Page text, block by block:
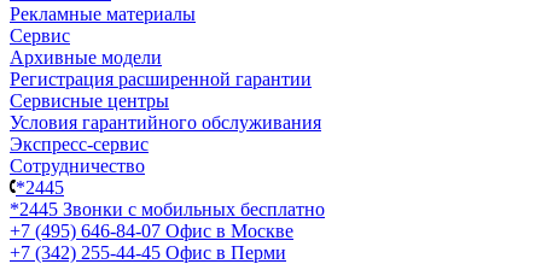
Рекламные материалы
Сервис
Архивные модели
Регистрация расширенной гарантии
Сервисные центры
Условия гарантийного обслуживания
Экспресс-сервис
Сотрудничество
*2445
*2445 Звонки с мобильных бесплатно
+7 (495) 646-84-07 Офис в Москве
+7 (342) 255-44-45 Офис в Перми